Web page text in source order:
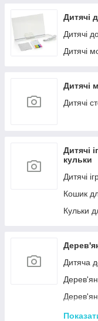
Дитячі
Дитячі
Дитячі
Дитячі
Дитячі
Дитячі
кульки
Дитячі
Кошик
Кульки
Дитяча